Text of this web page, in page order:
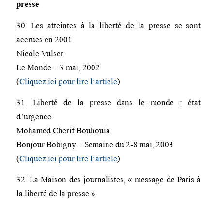
presse
30. Les atteintes à la liberté de la presse se sont
accrues en 2001
Nicole Vulser
Le Monde – 3 mai, 2002
(Cliquez ici pour lire l’article)
31. Liberté de la presse dans le monde : état
d’urgence
Mohamed Cherif Bouhouia
Bonjour Bobigny – Semaine du 2-8 mai, 2003
(Cliquez ici pour lire l’article)
32. La Maison des journalistes, « message de Paris à
la liberté de la presse »